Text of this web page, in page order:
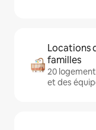
Locations
familles
20
et des